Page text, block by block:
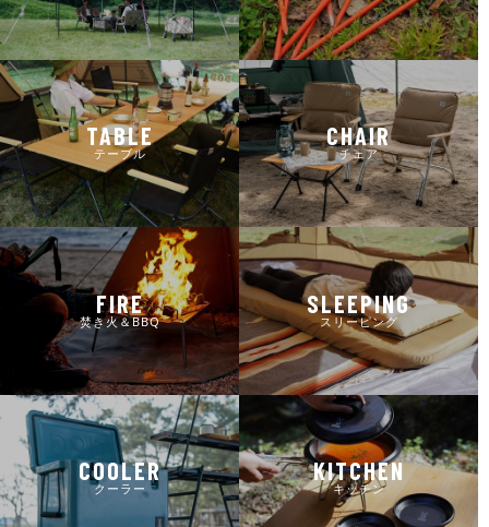
TABLE
テーブル
CHAIR
チェア
FIRE
焚き火＆BBQ
SLEEPING
スリーピング
COOLER
クーラー
KITCHEN
キッチン